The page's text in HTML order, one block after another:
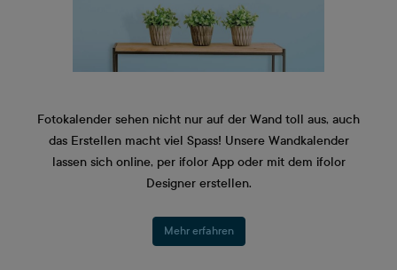
Fotokalender sehen nicht nur auf der Wand toll aus, auch
das Erstellen macht viel Spass! Unsere Wandkalender
lassen sich online, per ifolor App oder mit dem ifolor
Designer erstellen.
Mehr erfahren